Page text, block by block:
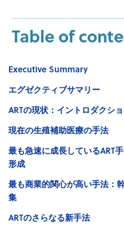
Table of
Executive Summary
エグゼクティブサマリー
ARTの現状：イントロダクシ
現在の生殖補助医療の手法
最も急速に成長しているART
形成
最も商業的関心が高い手法：
集
ARTのさらなる新手法